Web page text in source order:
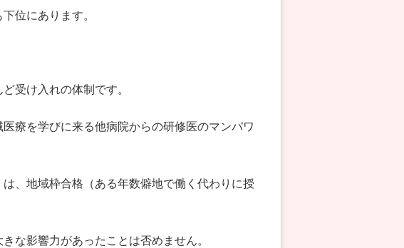
位にあります。
受け入れの体制です。
療を学びに来る他病院からの研修医のマンパワ
、地域枠合格（ある年数僻地で働く代わりに授
な影響力があったことは否めません。